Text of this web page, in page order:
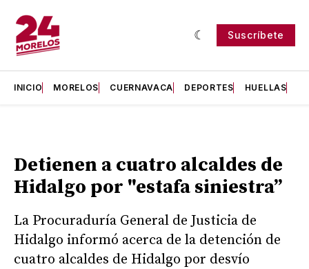
Suscríbete
INICIO MORELOS CUERNAVACA DEPORTES HUELLAS
Detienen a cuatro alcaldes de
Hidalgo por "estafa siniestra”
La Procuraduría General de Justicia de
Hidalgo informó acerca de la detención de
cuatro alcaldes de Hidalgo por desvío